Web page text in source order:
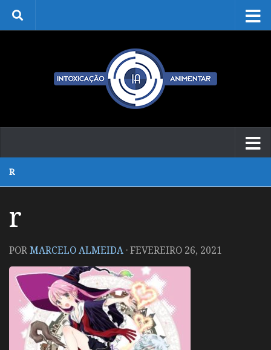
Skip to content
R
r
PORMARCELO ALMEIDA ·FEVEREIRO 26, 2021